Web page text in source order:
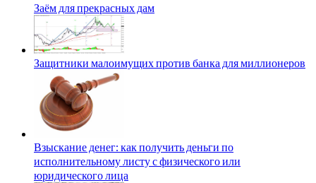
Заём для прекрасных дам
Защитники малоимущих против банка для миллионеров
Взыскание денег: как получить деньги по
исполнительному листу с физического или
юридического лица